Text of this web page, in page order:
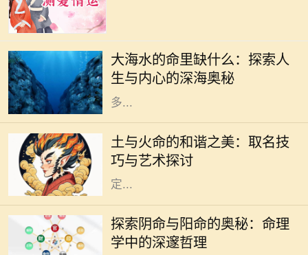
大海水的命里缺什么：探索人
生与内心的深海奥秘
又富有吸引力，充满了无限的可能与
冒险。然而，正如海水在我们生活中
的重要性一样，它的深处也隐藏着许
多...
土与火命的和谐之美：取名技
巧与艺术探讨
在中国传统命理学中，五行理论被广
泛应用，土和火作为其中两种重要元
素，各自富有独特的特征与寓意。土
蕴含着稳重、包容和滋养，象征着安
定...
探索阴命与阳命的奥秘：命理
学中的深邃哲理
在中华传统文化中，命理学拥有悠久
的历史，而其中的阴命和阳命是两个
重要的概念。了解它们的区别不仅可
以帮助我们更好地认识自身命运，还